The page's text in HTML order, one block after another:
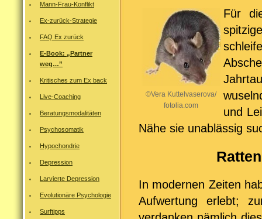
Mann-Frau-Konflikt
Ex-zurück-Strategie
FAQ Ex zurück
E-Book: „Partner
weg…”
Kritisches zum Ex back
Live-Coaching
Beratungsmodalitäten
Psychosomatik
Hypochondrie
Depression
Larvierte Depression
Evolutionäre Psychologie
Surftipps
©Vera Kuttelvaserova/
fotolia.com
Für
und
Nähe sie unablässig
Ratten
In modernen Zeiten
Aufwertung erlebt;